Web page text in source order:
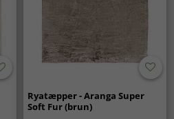
Ryatæpper - Aranga Super
Soft Fur (brun)